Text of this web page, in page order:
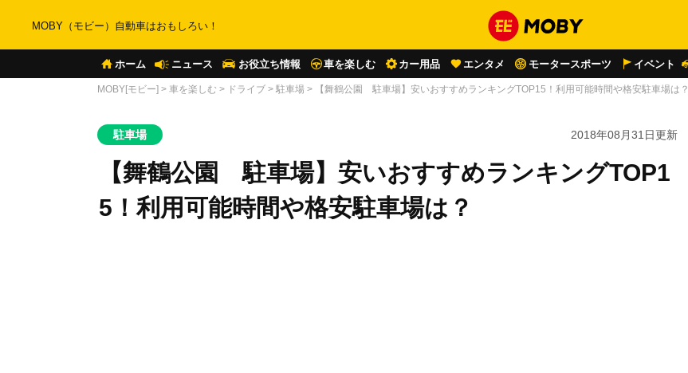
MOBY（モビー）自動車はおもしろい！
ホーム ニュース お役立ち情報 車を楽しむ カー用品 エンタメ モータースポーツ イベント
MOBY[モビー] > 車を楽しむ > ドライブ > 駐車場 > 【舞鶴公園 駐車場】安いおすすめランキングTOP15！利用可能時間や格安駐車場は？
駐車場 2018年08月31日更新
【舞鶴公園 駐車場】安いおすすめランキングTOP1
5！利用可能時間や格安駐車場は？